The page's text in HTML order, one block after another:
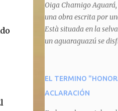
Oiga Chamigo Aguará,
una obra escrita por
Està situada en la
un aguaraguazú se
animal que pretenda
primera instancia
EL TERMINO
ACLARACIÓN